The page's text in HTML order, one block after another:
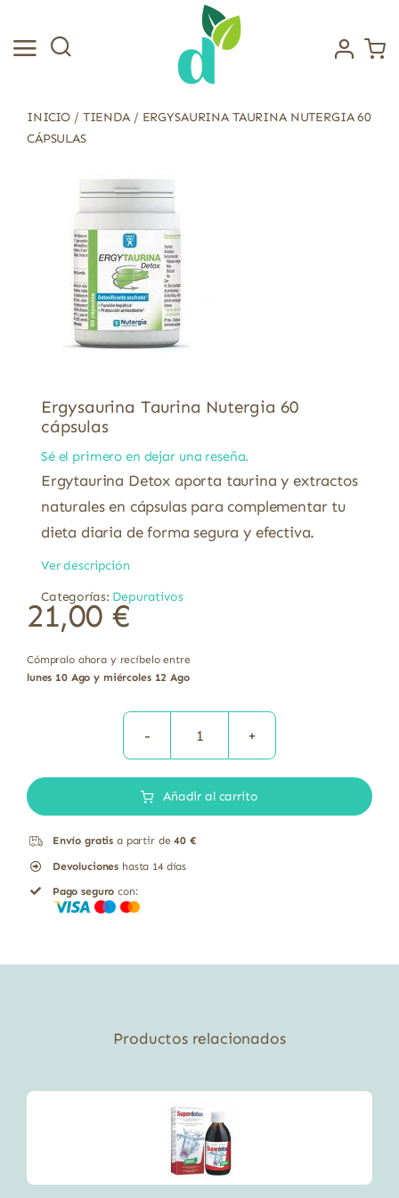
contenido
INICIO / TIENDA/ ERGYSAURINA TAURINA NUTERGIA 60
CÁPSULAS
Ergysaurina Taurina Nutergia 60
cápsulas
Sé el primero en dejar una reseña.
Ergytaurina Detox aporta taurina y extractos
naturales en cápsulas para complementar tu
dieta diaria de forma segura y efectiva.
Ver descripción
Categorías: Depurativos
21,00 €
Cómpralo ahora y recíbelo entre
lunes 10 Ago y miércoles 12 Ago
Ergysaurina
Nutergia
Añadir al carrito
Envío gratis a partir de40 €
Devoluciones hasta 14 días
Pago seguro con:
Productos relacionados